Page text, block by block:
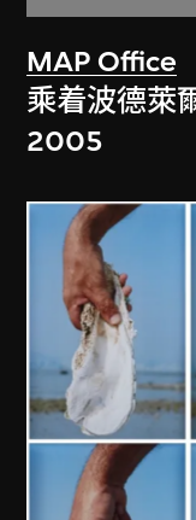
MAP Office
乘着波德萊
2005